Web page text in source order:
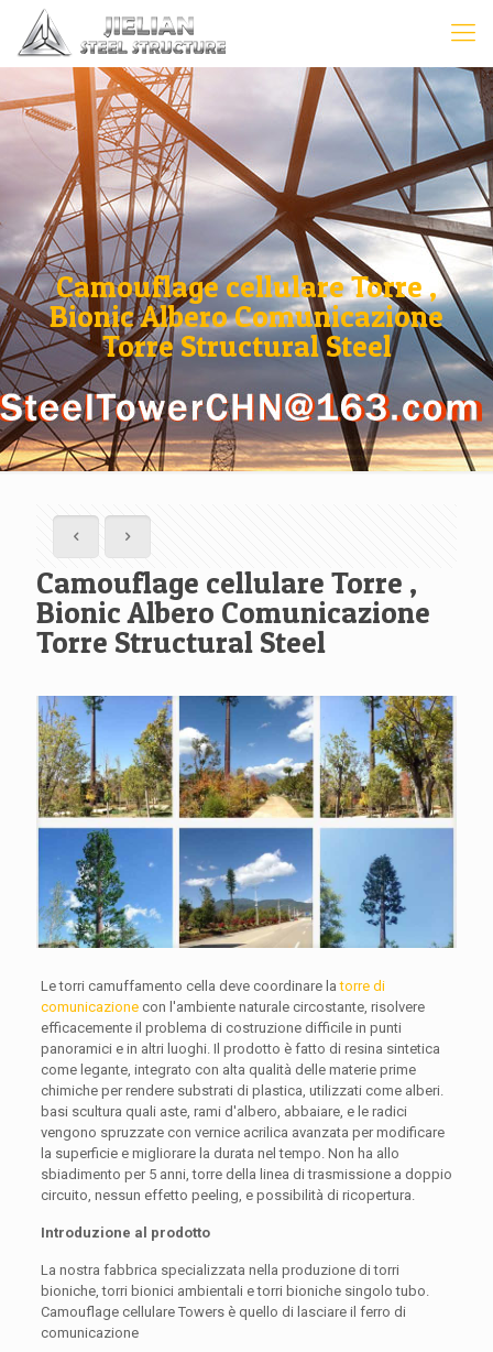
Camouflage cellulare Torre ,
Bionic Albero Comunicazione
Torre Structural Steel
Camouflage cellulare Torre ,
Bionic Albero Comunicazione
Torre Structural Steel
Le torri camuffamento cella deve coordinare latorre di
comunicazionecon l'ambiente naturale circostante, risolvere
efficacemente il problema di costruzione difficile in punti
panoramici e in altri luoghi. Il prodotto è fatto di resina sintetica
come legante, integrato con alta qualità delle materie prime
chimiche per rendere substrati di plastica, utilizzati come alberi.
basi scultura quali aste, rami d'albero, abbaiare, e le radici
vengono spruzzate con vernice acrilica avanzata per modificare
la superficie e migliorare la durata nel tempo. Non ha allo
sbiadimento per 5 anni, torre della linea di trasmissione a doppio
circuito, nessun effetto peeling, e possibilità di ricopertura.
Introduzione al prodotto
La nostra fabbrica specializzata nella produzione di torri
bioniche, torri bionici ambientali e torri bioniche singolo tubo.
Camouflage cellulare Towers è quello di lasciare il ferro di
comunicazione